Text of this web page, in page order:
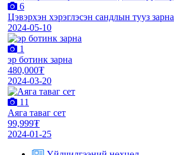
6
Цэвэрхэн хэрэглэсэн сандлын тууз зарна
2024-05-10
1
эр ботинк зарна
480,000₮
2024-03-20
11
Аяга таваг сет
99,999₮
2024-01-25